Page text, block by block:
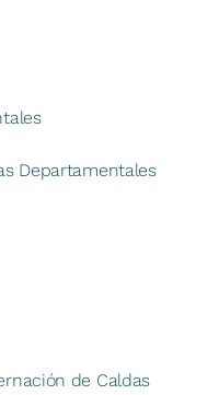
Departamentales
de Caldas